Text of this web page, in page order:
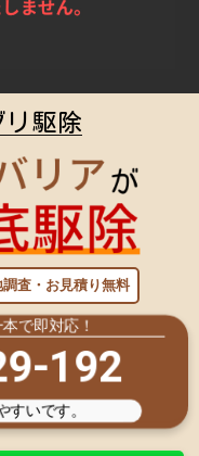
リ駆除
調査・お見積り無料
で即対応！
192
すいです。